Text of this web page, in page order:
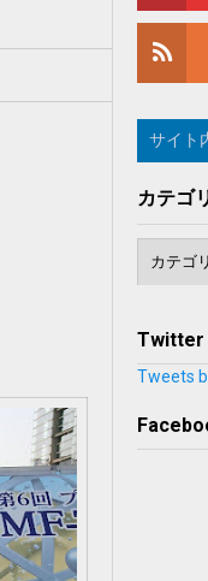
カテゴ
Twitter
Tweets